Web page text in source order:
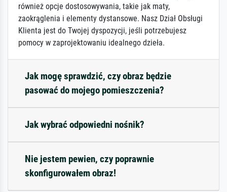
również opcje dostosowywania, takie jak maty,
zaokrąglenia i elementy dystansowe. Nasz Dział Obsługi
Klienta jest do Twojej dyspozycji, jeśli potrzebujesz
pomocy w zaprojektowaniu idealnego dzieła.
Jak mogę sprawdzić, czy obraz będzie
pasować do mojego pomieszczenia?
Jak wybrać odpowiedni nośnik?
Nie jestem pewien, czy poprawnie
skonfigurowałem obraz!